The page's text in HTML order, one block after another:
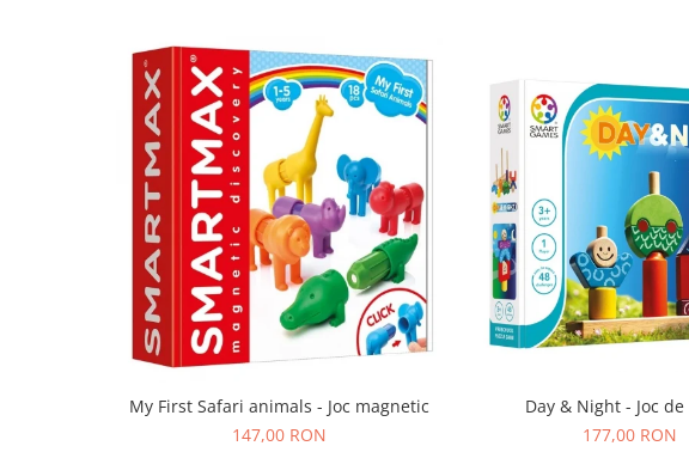
My First Safari animals - Joc magnetic
147,00 RON
Day & Night - Joc
177,00 RON